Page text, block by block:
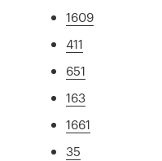
1609
411
651
163
1661
35